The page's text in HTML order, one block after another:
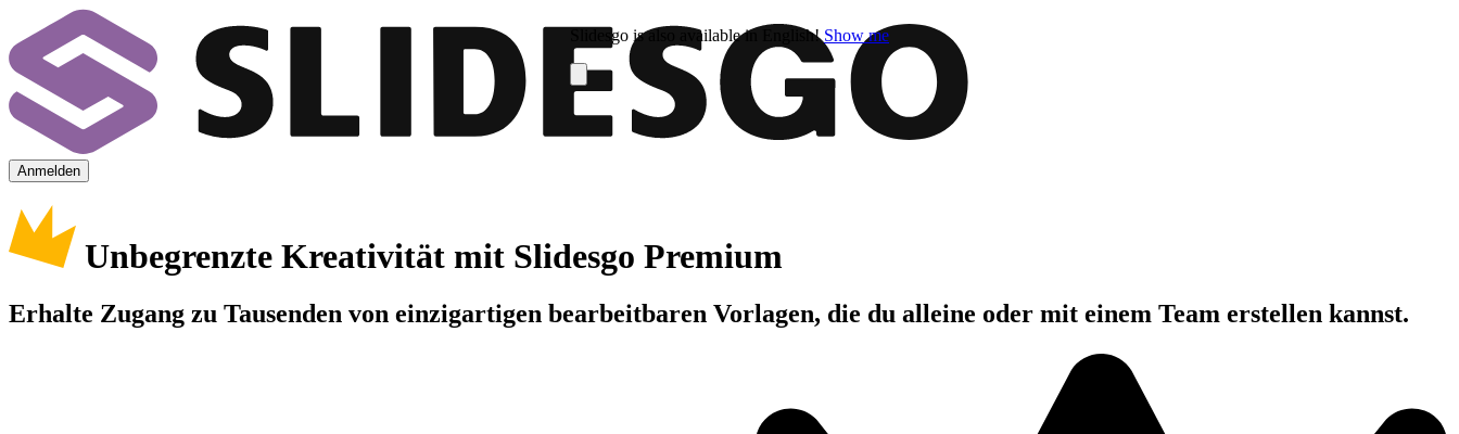
Slidesgo is also available in English! Show me
Anmelden
Unbegrenzte Kreativität mit Slidesgo Premium
Erhalte Zugang zu Tausenden von einzigartigen bearbeitbaren Vorlagen, die du alleine oder mit einem Team erstellen kannst.